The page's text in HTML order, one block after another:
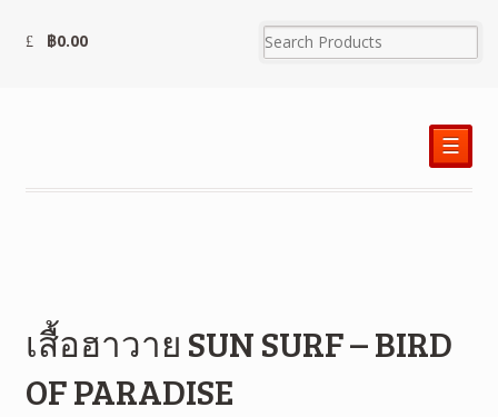
฿0.00
☰
เสื้อฮาวาย SUN SURF – BIRD
OF PARADISE